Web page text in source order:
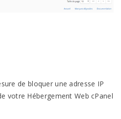
de bloquer une adresse IP
votre Hébergement Web cPanel